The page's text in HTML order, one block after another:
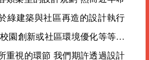
綠建築與社區再造的設計執行
園創新或社區環境優化等等…
重視的環節 我們期許透過設計